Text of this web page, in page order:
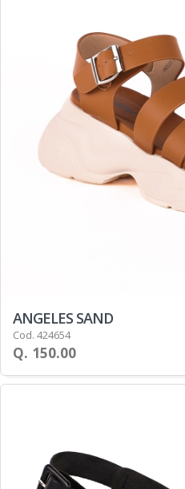
ANGELES SAND
Cod. 424654
Q. 150.00